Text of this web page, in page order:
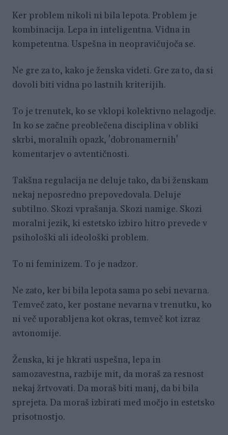
Ker problem nikoli ni bila lepota. Problem je
kombinacija. Lepa in inteligentna. Vidna in
kompetentna. Uspešna in neopravičujoča se.
Ne gre za to, kako je ženska videti. Gre za to, da si
dovoli biti vidna po lastnih kriterijih.
To je trenutek, ko se vklopi kolektivno nelagodje.
In ko se začne preoblečena disciplina v obliki
skrbi, moralnih opazk, 'dobronamernih'
komentarjev o avtentičnosti.
Takšna regulacija ne deluje tako, da bi ženskam
nekaj neposredno prepovedovala. Deluje
subtilno. Skozi vprašanja. Skozi namige. Skozi
moralni jezik, ki estetsko izbiro hitro prevede v
psihološki ali ideološki problem.
To ni feminizem. To je nadzor.
Ne zato, ker bi bila lepota sama po sebi nevarna.
Temveč zato, ker postane nevarna v trenutku, ko
ni več uporabljena kot okras, temveč kot izraz
avtonomije.
Ženska, ki je hkrati uspešna, lepa in
samozavestna, razbije mit, da moraš za resnost
nekaj žrtvovati. Da moraš biti manj, da bi bila
sprejeta. Da moraš izbirati med močjo in estetsko
prisotnostjo.